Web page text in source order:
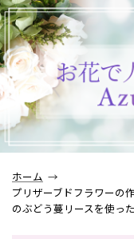
ホーム
プリザーブドフラワーの
のぶどう蔓リースを使っ